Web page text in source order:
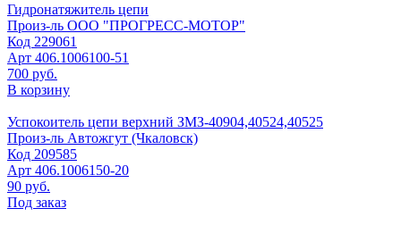
Гидронатяжитель цепи
Произ-ль ООО "ПРОГРЕСС-МОТОР"
Код 229061
Арт 406.1006100-51
700 руб.
В корзину
Успокоитель цепи верхний ЗМЗ-40904,40524,40525
Произ-ль Автожгут (Чкаловск)
Код 209585
Арт 406.1006150-20
90 руб.
Под заказ